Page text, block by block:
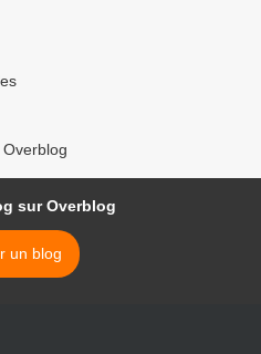
sur Overblog
un blog